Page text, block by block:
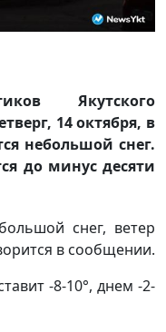
Якутского
14 октября, в
небольшой снег.
до минус десяти
снег, ветер
в сообщении.
-8-10°, днем -2-